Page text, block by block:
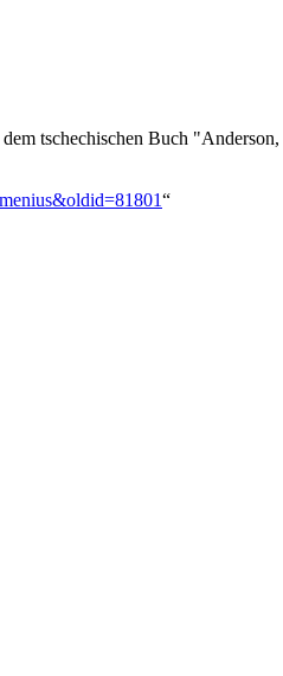
tschechischen Buch
“